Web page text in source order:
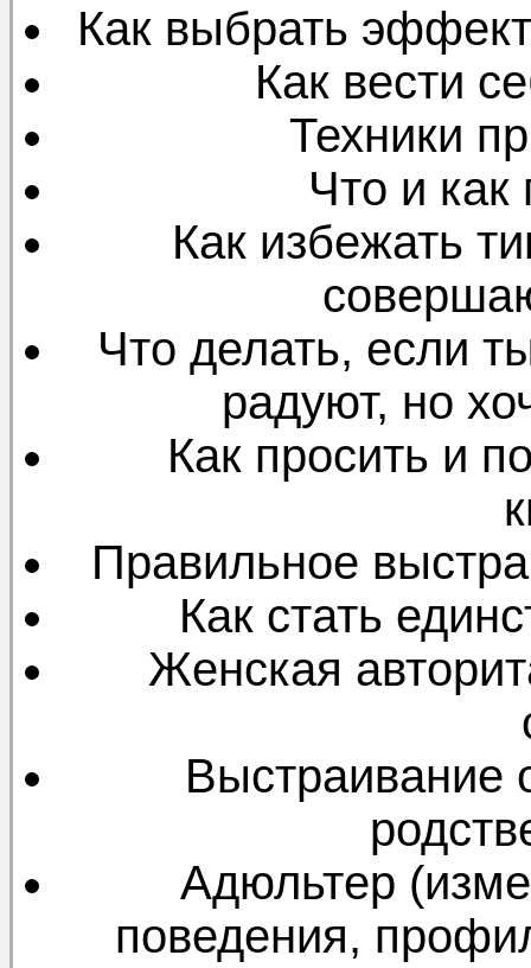
Как выбрать
Как вести
Техники
Что и как
Как избежать
Что делать, если
радуют, но
Как просить и
Правильное
Как стать
Женская
Выстраивание
Адюльтер
поведения,